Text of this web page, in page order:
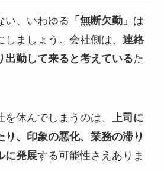
い、いわゆる 「無断欠勤」 は
ましょう。会社側は、 連絡
出勤して来ると考えているた
休んでしまうのは、 上司に
り、印象の悪化、業務の滞り
に発展する可能性さえありま